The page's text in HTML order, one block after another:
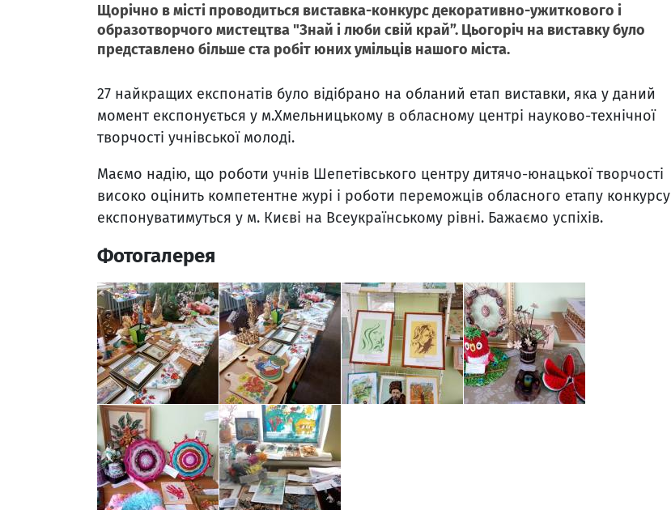
Щорічно в місті проводиться виставка-конкурс декоративно-ужиткового і
образотворчого мистецтва "Знай і люби свій край”. Цьогоріч на виставку було
представлено більше ста робіт юних умільців нашого міста.
27 найкращих експонатів було відібрано на обланий етап виставки, яка у даний
момент експонується у м.Хмельницькому в обласному центрі науково-технічної
творчості учнівської молоді.
Маємо надію, що роботи учнів Шепетівського центру дитячо-юнацької творчості
високо оцінить компетентне журі і роботи переможців обласного етапу конкурсу
експонуватимуться у м. Києві на Всеукраїнському рівні. Бажаємо успіхів.
Фотогалерея